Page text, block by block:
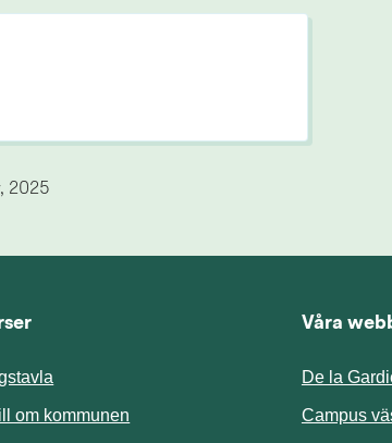
2025
om kommunen Länk till annan webbplats.
Våra
De la
Campus